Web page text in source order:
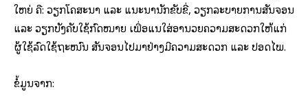
ໃຫຍ່ ຄື: ວຽກໂຄສະນາ ແລະ ແນະນໍານັກຂັບຂີ່, ວຽກລະບາຍການສັນຈອນ
ແລະ ວຽກບັງຄັບໃຊ້ກົດໝາຍ ເພື່ອແນໃສ່ອໍານວຍຄວາມສະດວກໃຫ້ແກ່
ຜູ້ໃຊ້ລົດໃຊ້ຖະໜົນ ສັນຈອນໄປມາຢ່າງມີຄວາມສະດວກ ແລະ ປອດໄພ.
ຂໍ້ມູນຈາກ: